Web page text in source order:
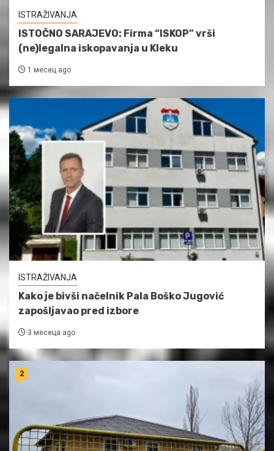
ISTRAŽIVANJA
ISTOČNO SARAJEVO: Firma “ISKOP” vrši
(ne)legalna iskopavanja u Kleku
1 месец ago
ISTRAŽIVANJA
Kako je bivši načelnik Pala Boško Jugović
zapošljavao pred izbore
3 месеца ago
2